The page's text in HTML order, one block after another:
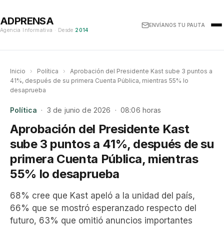
ADPRENSA
Agencia Informativa · Desde 2014
ENVÍANOS TU PAUTA
Inicio › Política ›
Aprobación del Presidente Kast sube 3 puntos a
41%, después de su primera Cuenta Pública, mientras 55% lo
desaprueba
Política · 3 de junio de 2026 · 08:06 horas
Aprobación del Presidente Kast
sube 3 puntos a 41%, después de su
primera Cuenta Pública, mientras
55% lo desaprueba
68% cree que Kast apeló a la unidad del país,
66% que se mostró esperanzado respecto del
futuro, 63% que omitió anuncios importantes